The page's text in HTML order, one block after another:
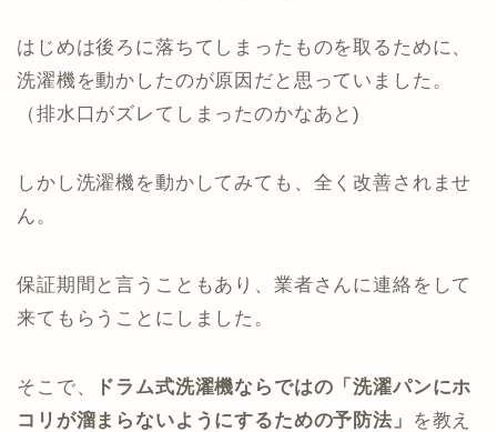
はじめは後ろに落ちてしまったものを取るために、
洗濯機を動かしたのが原因だと思っていました。
（排水口がズレてしまったのかなあと)
しかし洗濯機を動かしてみても、全く改善されませ
ん。
保証期間と言うこともあり、業者さんに連絡をして
来てもらうことにしました。
そこで、
ドラム式洗濯機ならではの「洗濯パンにホ
コリが溜まらないようにするための予防法」
を教え